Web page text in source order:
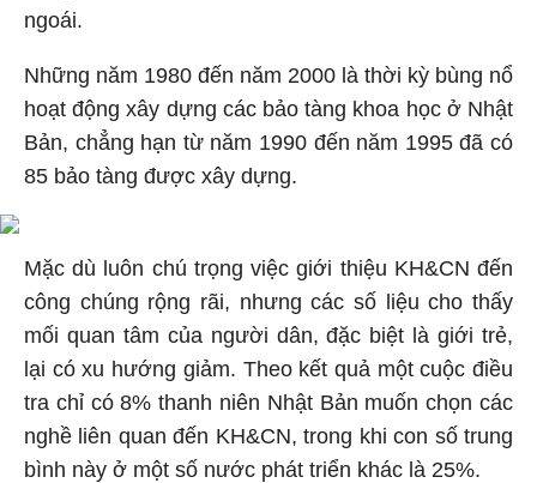
ngoái.
Những năm 1980 đến năm 2000 là thời kỳ bùng nổ
hoạt động xây dựng các bảo tàng khoa học ở Nhật
Bản, chẳng hạn từ năm 1990 đến năm 1995 đã có
85 bảo tàng được xây dựng.
Mặc dù luôn chú trọng việc giới thiệu KH&CN đến
công chúng rộng rãi, nhưng các số liệu cho thấy
mối quan tâm của người dân, đặc biệt là giới trẻ,
lại có xu hướng giảm. Theo kết quả một cuộc điều
tra chỉ có 8% thanh niên Nhật Bản muốn chọn các
nghề liên quan đến KH&CN, trong khi con số trung
bình này ở một số nước phát triển khác là 25%.